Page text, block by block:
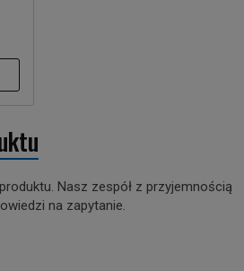
Nasz zespół z przyjemnością
na zapytanie.